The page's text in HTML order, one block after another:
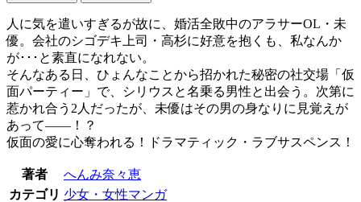
人に気を遣いすぎるが故に、婚活全敗中のアラサーOL・未
優。会社のシゴデキ上司・高杉に好意を抱くも、私なんか
が･･･と素直になれない。
そんなある日、ひょんなことから招かれた秘密の社交場「仮
面パーティー」で、シリウスと名乗る男性と出会う。次第に
惹かれ合う2人だったが、未優はその男の身なりに見覚えが
あって――！？
仮面の愛に心奪われる！ドラマティック・ラブサスペンス！
著者
へんみ奈々恵
カテゴリ 少女・女性マンガ